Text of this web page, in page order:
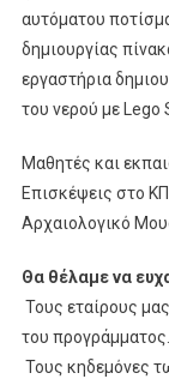
αυτόματου
δημιουργίας
εργαστήρια
του νερού με Lego
Μαθητές και
Επισκέψεις στο
Αρχαιολογικό
Θα θέλαμε να
Τους εταίρους
του προγράμματος.
Τους κηδεμόνες